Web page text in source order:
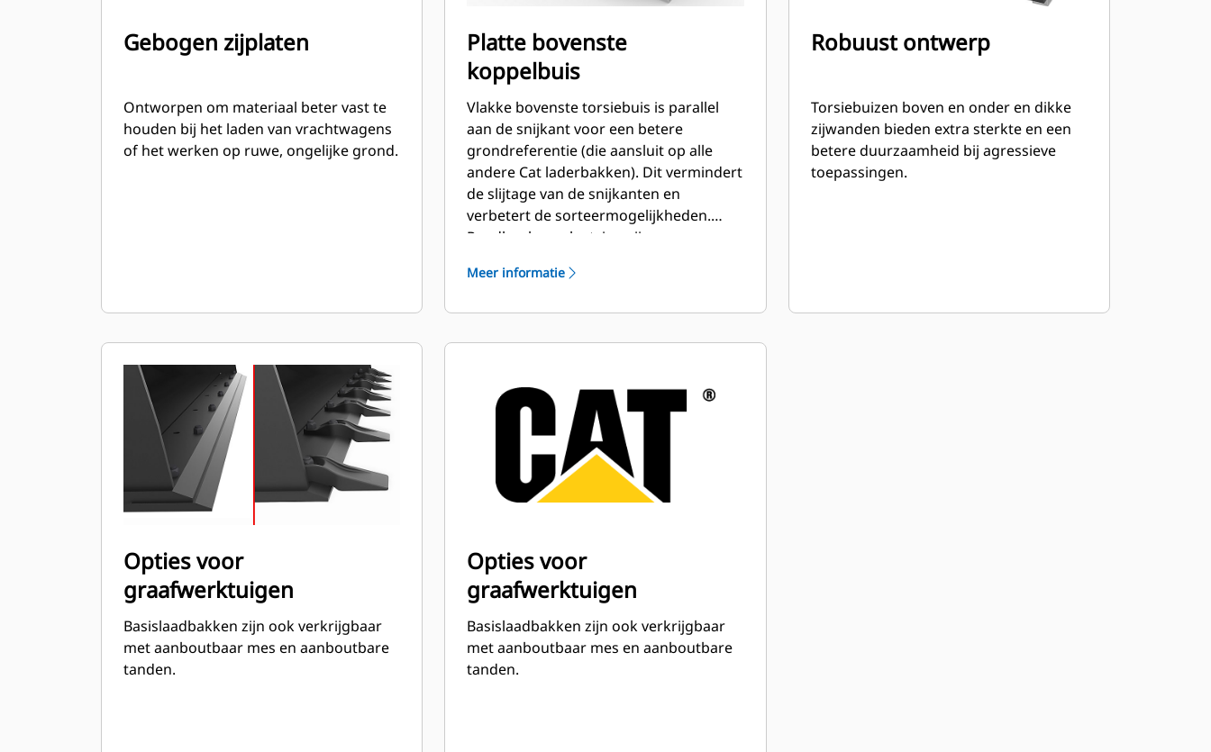
Gebogen zijplaten
Ontworpen om materiaal beter vast te
houden bij het laden van vrachtwagens
of het werken op ruwe, ongelijke grond.
Platte bovenste
koppelbuis
Vlakke bovenste torsiebuis is parallel
aan de snijkant voor een betere
grondreferentie (die aansluit op alle
andere Cat laderbakken). Dit vermindert
de slijtage van de snijkanten en
verbetert de sorteermogelijkheden.
Randhoek en plaatsing zijn
cabine.
Meer informatie
Robuust ontwerp
Torsiebuizen boven en onder en dikke
zijwanden bieden extra sterkte en een
betere duurzaamheid bij agressieve
toepassingen.
Opties voor
graafwerktuigen
Basislaadbakken zijn ook verkrijgbaar
met aanboutbaar mes en aanboutbare
tanden.
Opties voor
graafwerktuigen
Basislaadbakken zijn ook verkrijgbaar
met aanboutbaar mes en aanboutbare
tanden.